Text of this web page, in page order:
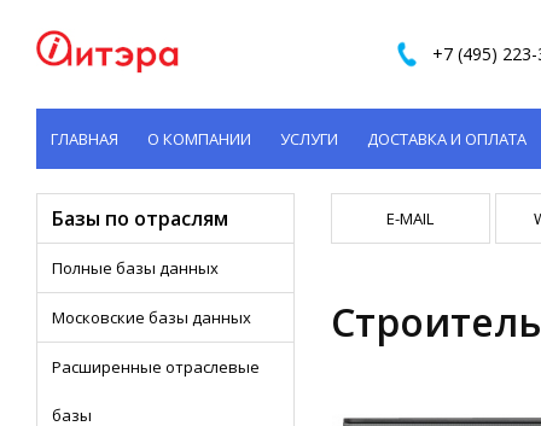
+7 (495)
ГЛАВНАЯ О КОМПАНИИ УСЛУГИ ДОСТАВКА И ОПЛАТА
КОНТАКТЫ
Базы по отраслям
Полные базы данных
Московские базы данных
Расширенные отраслевые
базы
E-MAIL